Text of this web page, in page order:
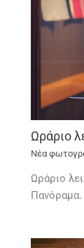
Ωράριο
Νέα
Ωράριο
Πανόραμα.